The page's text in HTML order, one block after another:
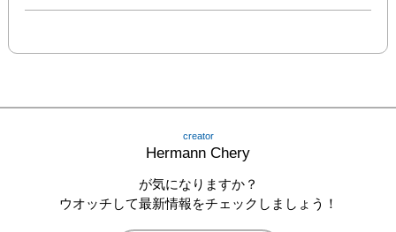
creator
Hermann Chery
が気になりますか？
ウオッチして最新情報をチェックしましょう！